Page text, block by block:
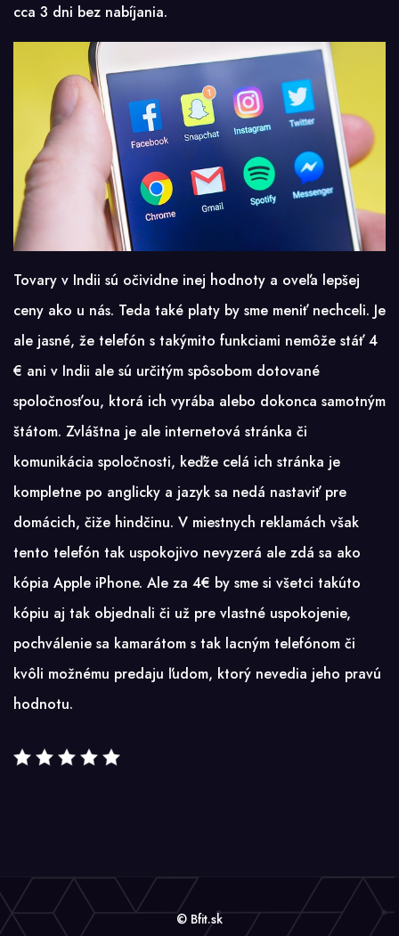
cca 3 dni bez nabíjania.
Tovary v Indii sú očividne inej hodnoty a oveľa lepšej
ceny ako u nás. Teda také platy by sme meniť nechceli. Je
ale jasné, že telefón s takýmito funkciami nemôže stáť 4
€ ani v Indii ale sú určitým spôsobom dotované
spoločnosťou, ktorá ich vyrába alebo dokonca samotným
štátom. Zvláštna je ale internetová stránka či
komunikácia spoločnosti, keďže celá ich stránka je
kompletne po anglicky a jazyk sa nedá nastaviť pre
domácich, čiže hindčinu. V miestnych reklamách však
tento telefón tak uspokojivo nevyzerá ale zdá sa ako
kópia Apple iPhone. Ale za 4€ by sme si všetci takúto
kópiu aj tak objednali či už pre vlastné uspokojenie,
pochválenie sa kamarátom s tak lacným telefónom či
kvôli možnému predaju ľudom, ktorý nevedia jeho pravú
hodnotu.
© Bfit.sk